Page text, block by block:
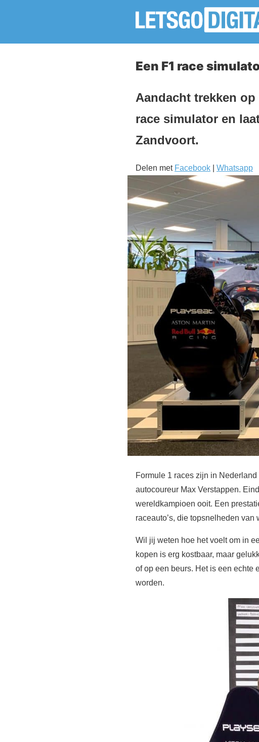
Een F1 race
Aandacht trekken
race simulator en
Zandvoort.
Delen met Facebook Whatsapp
Formule 1 races zijn in
autocoureur Max Verstappen.
wereldkampioen ooit. Een
raceauto’s, die topsnelheden
Wil jij weten hoe het voelt om in
kopen is erg kostbaar, maar
of op een beurs. Het is een echte
worden.